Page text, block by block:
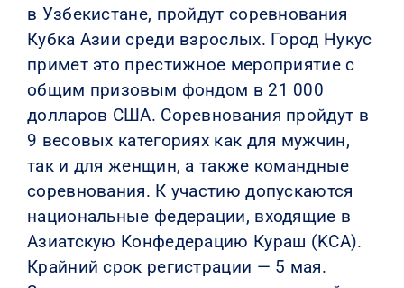
в Узбекистане, пройдут соревнования
Кубка Азии среди взрослых. Город Нукус
примет это престижное мероприятие с
общим призовым фондом в 21 000
долларов США. Соревнования пройдут в
9 весовых категориях как для мужчин,
так и для женщин, а также командные
соревнования. К участию допускаются
национальные федерации, входящие в
Азиатскую Конфедерацию Кураш (KCA).
Крайний срок регистрации — 5 мая.